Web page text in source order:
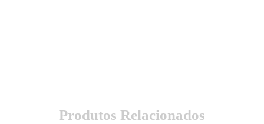
Produtos Relacionados